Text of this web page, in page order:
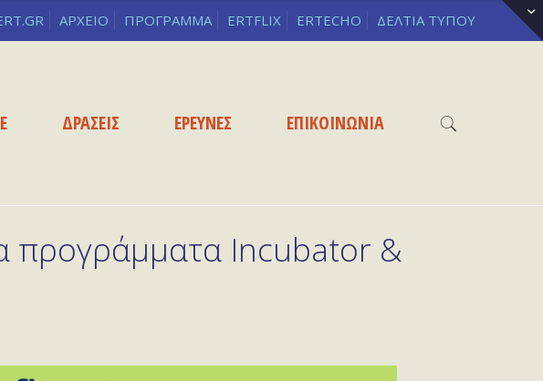
ΑΡΧΕΙΟ ΠΡΟΓΡΑΜΜΑ ERTFLIX ERTECHO ΔΕΛΤΙΑ ΤΥΠΟΥ
ΔΡΑΣΕΙΣ ΕΡΕΥΝΕΣ ΕΠΙΚΟΙΝΩΝΙΑ
προγράμματα Incubator &